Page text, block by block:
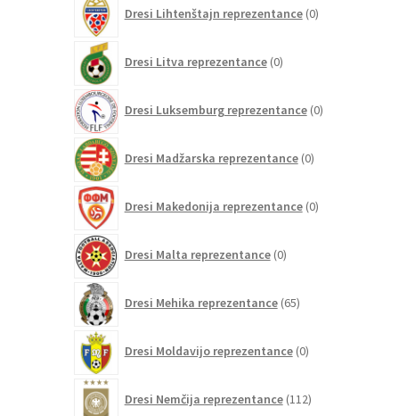
Dresi Lihtenštajn reprezentance 0izdelkov
Dresi Litva reprezentance 0izdelkov
Dresi Luksemburg reprezentance 0izdelkov
Dresi Madžarska reprezentance 0izdelkov
Dresi Makedonija reprezentance 0izdelkov
Dresi Malta reprezentance 0izdelkov
Dresi Mehika reprezentance 65izdelkov
Dresi Moldavijo reprezentance 0izdelkov
Dresi Nemčija reprezentance 112izdelkov